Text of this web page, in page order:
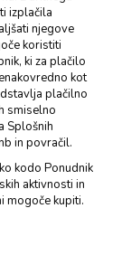
izplačila
njegove
koristiti
ki za plačilo
kot
plačilno
smiselno
Splošnih
in povračil.
kodo Ponudnik
aktivnosti in
mogoče kupiti.